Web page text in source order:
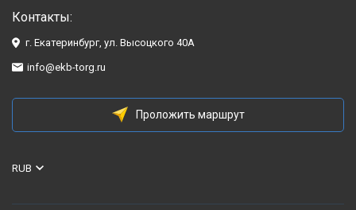
Контакты:
г. Екатеринбург, ул. Высоцкого 40А
info@ekb-torg.ru
Проложить маршрут
RUB